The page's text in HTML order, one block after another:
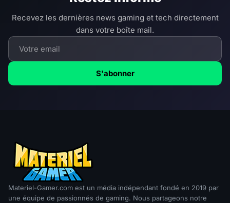
Recevez les dernières news gaming et tech directement
dans votre boîte mail.
S'abonner
Materiel-Gamer.com est un média indépendant fondé en 2019 par
une équipe de passionnés de gaming. Nous partageons notre